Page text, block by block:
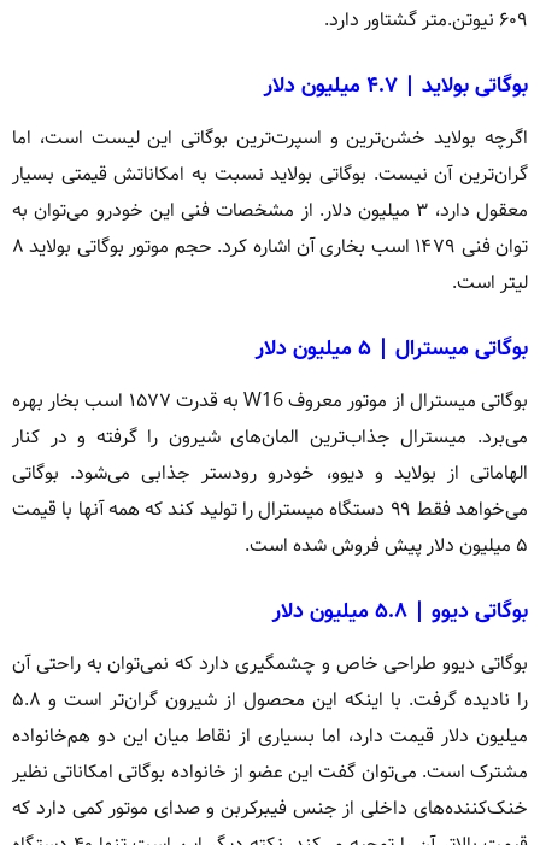
۶۰۹ نیوتن.متر گشتاور دارد.
بوگاتی بولاید | ۴.۷ میلیون دلار
اگرچه بولاید خشن‌ترین و اسپرت‌ترین بوگاتی این لیست است، اما
گران‌ترین آن نیست. بوگاتی بولاید نسبت به امکاناتش قیمتی بسیار
معقول دارد، ۳ میلیون دلار. از مشخصات فنی این خودرو می‌توان به
توان فنی ۱۴۷۹ اسب بخاری آن اشاره کرد. حجم موتور بوگاتی بولاید ۸
لیتر است.
بوگاتی میسترال | ۵ میلیون دلار
بوگاتی میسترال از موتور معروف W16 به قدرت ۱۵۷۷ اسب بخار بهره
می‌برد. میسترال جذاب‌ترین المان‌های شیرون را گرفته و در کنار
الهاماتی از بولاید و دیوو، خودرو رودستر جذابی می‌شود. بوگاتی
می‌خواهد فقط ۹۹ دستگاه میسترال را تولید کند که همه آنها با قیمت
۵ میلیون دلار پیش فروش شده است.
بوگاتی دیوو | ۵.۸ میلیون دلار
بوگاتی دیوو طراحی خاص و چشمگیری دارد که نمی‌توان به راحتی آن
را نادیده گرفت. با اینکه این محصول از شیرون گران‌تر است و ۵.۸
میلیون دلار قیمت دارد، اما بسیاری از نقاط میان این دو هم‌خانواده
مشترک است. می‌توان گفت این عضو از خانواده بوگاتی امکاناتی نظیر
خنک‌کننده‌های داخلی از جنس فیبرکربن و صدای موتور کمی دارد که